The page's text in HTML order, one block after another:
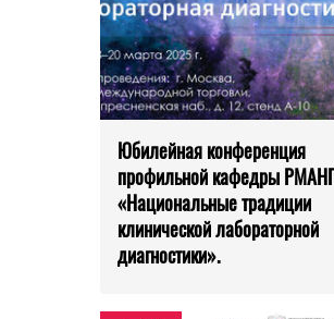
Юбилейная конференция
профильной кафедры
«Национальные традиции
клинической лабораторной
диагностики».